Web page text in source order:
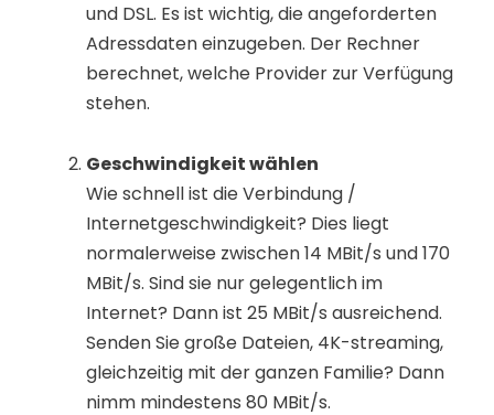
und DSL. Es ist wichtig, die angeforderten
Adressdaten einzugeben. Der Rechner
berechnet, welche Provider zur Verfügung
stehen.
Geschwindigkeit wählen
Wie schnell ist die Verbindung /
Internetgeschwindigkeit? Dies liegt
normalerweise zwischen 14 MBit/s und 170
MBit/s. Sind sie nur gelegentlich im
Internet? Dann ist 25 MBit/s ausreichend.
Senden Sie große Dateien, 4K-streaming,
gleichzeitig mit der ganzen Familie? Dann
nimm mindestens 80 MBit/s.